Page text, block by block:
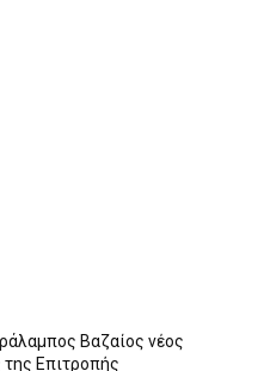
Βαζαίος νέος
Επιτροπής